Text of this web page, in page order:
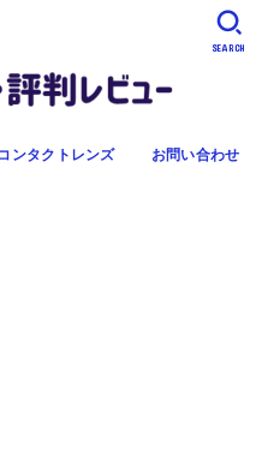
コンタクトレンズ お問い合わせ
SEARCH